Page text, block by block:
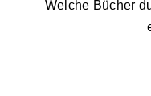
Welche Bücher